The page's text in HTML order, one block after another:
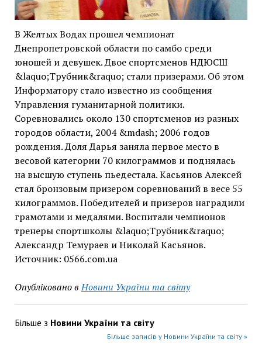
В Желтых Водах прошел чемпионат
Днепропетровской области по самбо среди
юношей и девушек. Двое спортсменов НДЮСШ
&laquo;Трубник&raquo; стали призерами. Об этом
Информатору стало известно из сообщения
Управления гуманитарной политики.
Соревновались около 130 спортсменов из разных
городов области, 2004 &mdash; 2006 годов
рождения. Доля Дарья заняла первое место в
весовой категории 70 килограммов и поднялась
на высшую ступень пьедестала. Касьянов Алексей
стал бронзовым призером соревнований в весе 55
килограммов. Победителей и призеров наградили
грамотами и медалями. Воспитали чемпионов
тренеры спортшколы &laquo;Трубник&raquo;
Александр Темураев и Николай Касьянов.
Источник: 0566.com.ua
Опубліковано в Новини України та світу
Більше з Новини України та світу
Більше записів у Новини України та світу »